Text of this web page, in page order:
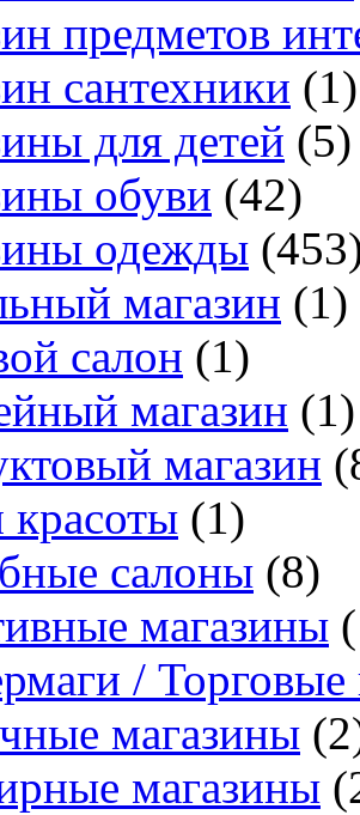
предметов
сантехники (1)
для детей (5)
обуви (42)
одежды
магазин (1)
салон (1)
магазин (1)
магазин
красоты (1)
салоны (8)
магазины
/
магазины
магазины